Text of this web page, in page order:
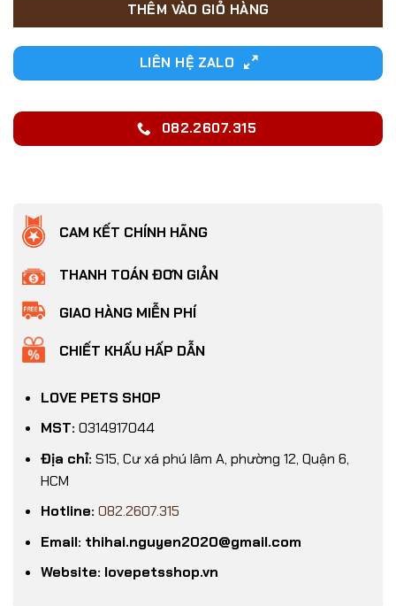
THÊM VÀO GIỎ HÀNG
LIÊN HỆ ZALO
082.2607.315
CAM KẾT CHÍNH HÃNG
THANH TOÁN ĐƠN GIẢN
GIAO HÀNG MIỄN PHÍ
CHIẾT KHẤU HẤP DẪN
LOVE PETS SHOP
MST: 0314917044
Địa chỉ: S15, Cư xá phú lâm A, phường 12, Quận 6,
HCM
Hotline: 082.2607.315
Email: thihai.nguyen2020@gmail.com
Website: lovepetsshop.vn